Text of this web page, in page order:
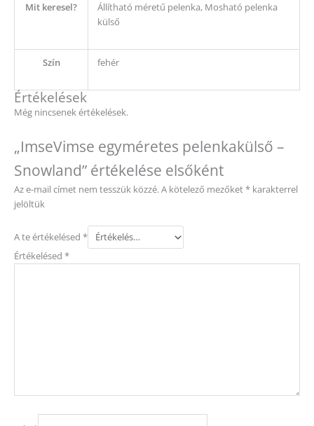
Mit keresel?
Állítható méretű pelenka, Mosható pelenka
külső
Szín fehér
Értékelések
Még nincsenek értékelések.
„ImseVimse egyméretes pelenkakülső –
Snowland” értékelése elsőként
Az e-mail címet nem tesszük közzé. A kötelező mezőket* karakterrel
jelöltük
A te értékelésed *
Értékelésed *